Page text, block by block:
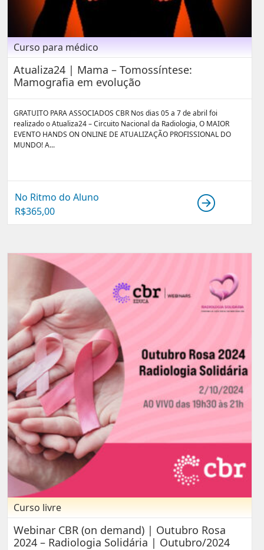
Curso para médico
Atualiza24 | Mama – Tomossíntese:
Mamografia em evolução
GRATUITO PARA ASSOCIADOS CBR Nos dias 05 a 7 de abril foi
realizado o Atualiza24 – Circuito Nacional da Radiologia, O MAIOR
EVENTO HANDS ON ONLINE DE ATUALIZAÇÃO PROFISSIONAL DO
MUNDO! A...
No Ritmo do Aluno
R$365,00
Curso livre
Webinar CBR (on demand) | Outubro Rosa
2024 – Radiologia Solidária | Outubro/2024